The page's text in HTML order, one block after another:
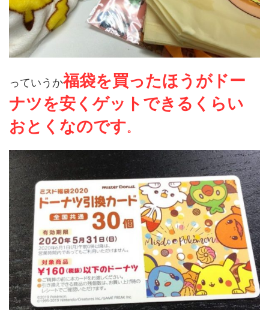
っていうか福袋を買ったほうがドー
ナツを安くゲットできるくらい
おとく なのです。